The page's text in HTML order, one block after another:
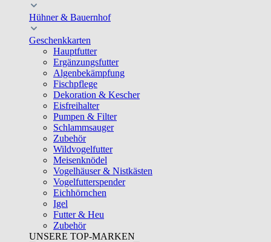
Hühner & Bauernhof
Geschenkkarten
Hauptfutter
Ergänzungsfutter
Algenbekämpfung
Fischpflege
Dekoration & Kescher
Eisfreihalter
Pumpen & Filter
Schlammsauger
Zubehör
Wildvogelfutter
Meisenknödel
Vogelhäuser & Nistkästen
Vogelfutterspender
Eichhörnchen
Igel
Futter & Heu
Zubehör
UNSERE TOP-MARKEN